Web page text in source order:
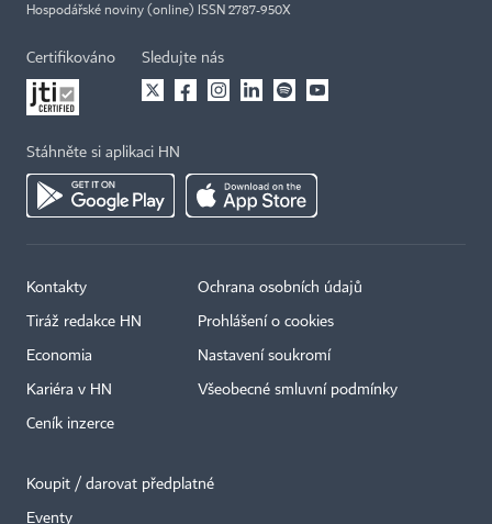
Hospodářské noviny (online) ISSN 2787-950X
Certifikováno Sledujte nás
Stáhněte si aplikaci HN
Kontakty
Tiráž redakce HN
Economia
Kariéra v HN
Ceník inzerce
Ochrana osobních údajů
Prohlášení o cookies
Nastavení soukromí
Všeobecné smluvní podmínky
Koupit / darovat předplatné
Eventy